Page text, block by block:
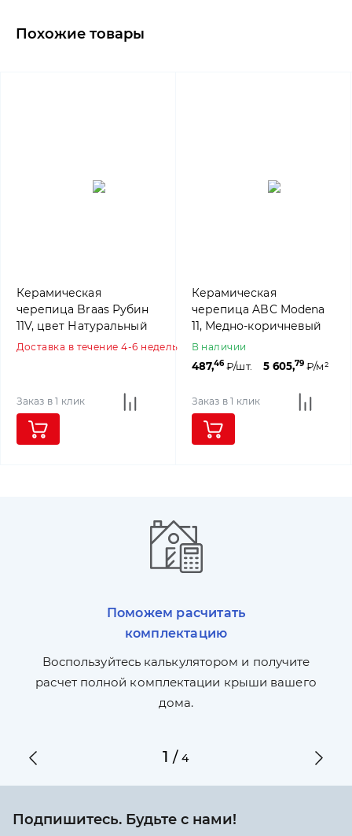
Похожие товары
Керамическая
черепица Braas Рубин
11V, цвет Натуральный
красный
Доставка в течение 4-6 недель
Заказ в 1 клик
Керамическая
черепица ABC Modena
11, Медно-коричневый
В наличии
487,46₽/шт. 5 605,79₽/м²
Заказ в 1 клик
Поможем расчитать
комплектацию
Воспользуйтесь калькулятором и получите
расчет полной комплектации крыши вашего
дома.
1 /4
Подпишитесь. Будьте с нами!